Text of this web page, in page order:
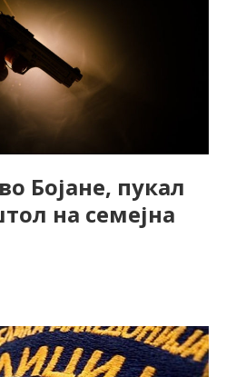
Бојане, пукал
на семејна